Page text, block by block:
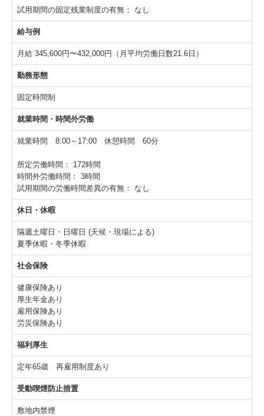
試用期間の固定残業制度の有無： なし
給与例
月給 345,600円〜432,000円（月平均労働日数21.6日）
勤務形態
固定時間制
就業時間・時間外労働
就業時間 8:00～17:00 休憩時間 60分
所定労働時間： 172時間
時間外労働時間： 3時間
試用期間の労働時間差異の有無： なし
休日・休暇
隔週土曜日・日曜日 (天候・現場による)
夏季休暇・冬季休暇
社会保険
健康保険あり
厚生年金あり
雇用保険あり
労災保険あり
福利厚生
定年65歳 再雇用制度あり
受動喫煙防止措置
敷地内禁煙